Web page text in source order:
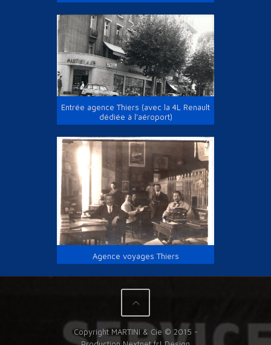
Entrée agence Thiers (avec la 4L Renault
dédiée à l'aéroport)
Agence voyages Thiers
Copyright MARTINI & Cie © 2015 -